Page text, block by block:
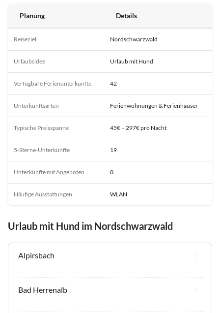
Planung Details
Reiseziel Nordschwarzwald
Urlaubsidee Urlaub mit Hund
Verfügbare Ferienunterkünfte 42
Unterkunftsarten Ferienwohnungen & Ferienhäuser
Typische Preisspanne 45€ – 297€ pro Nacht
5-Sterne-Unterkünfte 19
Unterkünfte mit Angeboten 0
Häufige Ausstattungen WLAN
Urlaub mit Hund im Nordschwarzwald
Alpirsbach
Bad Herrenalb